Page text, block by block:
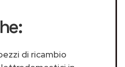
di ricambio